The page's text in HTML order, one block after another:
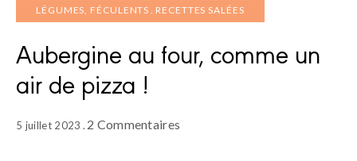
LÉGUMES, FÉCULENTS RECETTES SALÉES
Aubergine au four, comme un
air de pizza !
5 juillet 2023 2 Commentaires